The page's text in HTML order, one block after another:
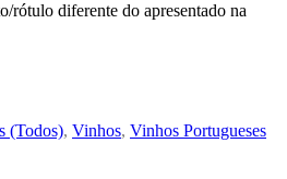
rótulo diferente do apresentado na
(Todos), Vinhos, Vinhos Portugueses